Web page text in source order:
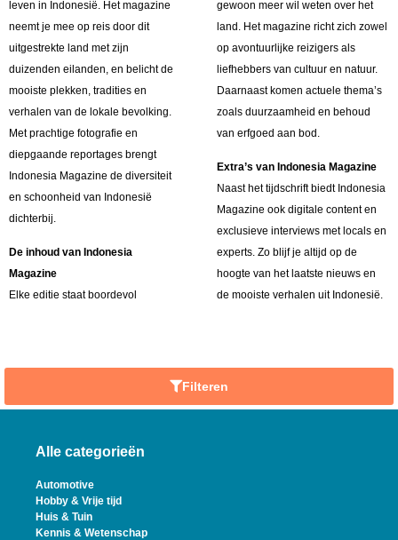
leven in Indonesië. Het magazine
neemt je mee op reis door dit
uitgestrekte land met zijn
duizenden eilanden, en belicht de
mooiste plekken, tradities en
verhalen van de lokale bevolking.
Met prachtige fotografie en
diepgaande reportages brengt
Indonesia Magazine de diversiteit
en schoonheid van Indonesië
dichterbij.
De inhoud van Indonesia
Magazine
Elke editie staat boordevol
gewoon meer wil weten over het
land. Het magazine richt zich zowel
op avontuurlijke reizigers als
liefhebbers van cultuur en natuur.
Daarnaast komen actuele thema’s
zoals duurzaamheid en behoud
van erfgoed aan bod.
Extra’s van Indonesia Magazine
Naast het tijdschrift biedt Indonesia
Magazine ook digitale content en
exclusieve interviews met locals en
experts. Zo blijf je altijd op de
hoogte van het laatste nieuws en
de mooiste verhalen uit Indonesië.
Filteren
Alle categorieën
Automotive
Hobby & Vrije tijd
Huis & Tuin
Kennis & Wetenschap